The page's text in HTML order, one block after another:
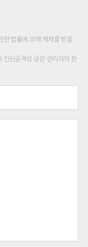
련 법률에 의해 제재를 받을
인신공격성 글은 관리자의 판